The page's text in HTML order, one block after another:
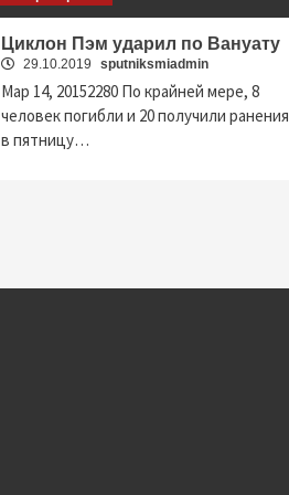
Циклон Пэм ударил по Вануату
29.10.2019 sputniksmiadmin
Мар 14, 20152280 По крайней мере, 8
человек погибли и 20 получили ранения
в пятницу…